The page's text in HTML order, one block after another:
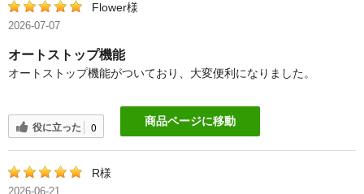
Flower様
2026-07-07
オートストップ機能
オートストップ機能がついており、大変便利になりました。
役に立った 0 商品ページに移動
R様
2026-06-21